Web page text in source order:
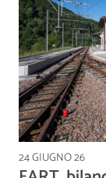
24 GIUGNO 26